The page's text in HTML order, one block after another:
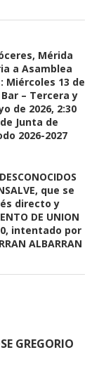
Mérida
a Asamblea
Miércoles 13 de
– Tercera y
de 2026, 2:30
Junta de
2026-2027
que se
directo y
DE UNION
intentado por
ALBARRAN
GREGORIO